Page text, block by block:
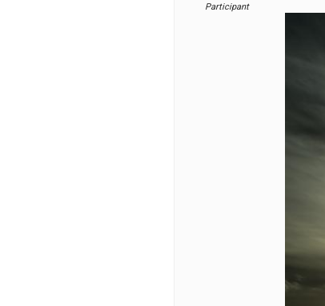
Participant